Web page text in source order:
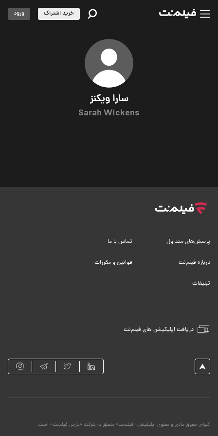
سارا ویکنز
Sarah Wickens
خرید اشتراک ورود
دریافت اپلیکیشن های فیلم‌نت
پرسش‌های متداول تماس با ما
درباره فیلم‌نت قوانین و مقررات
تبلیغات
کلیه‌ی حقوق مادی و معنوی اپلیکیشن «فیلم‌نت» متعلق به شرکت «پارس فیلم‌نت» است.